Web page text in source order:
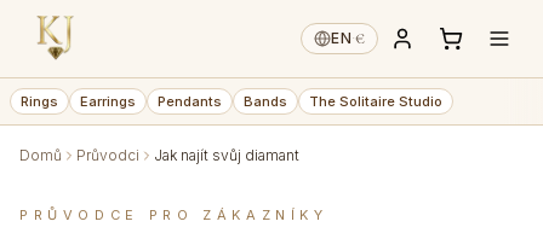
EN·€
Rings Earrings Pendants Bands The Solitaire Studio
Domů Průvodci Jak najít svůj diamant
PRŮVODCE PRO ZÁKAZNÍKY